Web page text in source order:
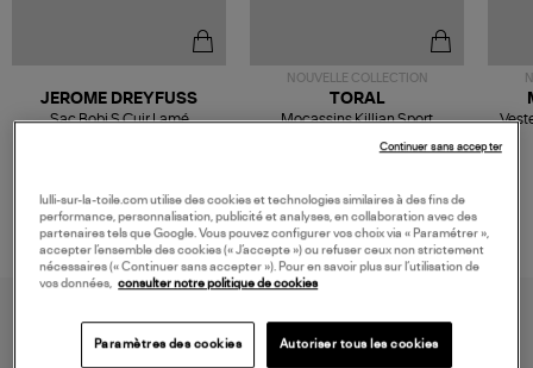
JEROME DREYFUSS
Sac Bobi S Cuir Lamé
NOUVELLE COLLECTION
189,00 €
TORAL
Mocassins Killian Sport
lulli-sur-la-toile.com utilise des cookies et technologies similaires à des fins de
performance, personnalisation, publicité et analyses, en collaboration avec des
partenaires tels que Google. Vous pouvez configurer vos choix via « Paramétrer »,
accepter l’ensemble des cookies (« J’accepte ») ou refuser ceux non strictement
nécessaires (« Continuer sans accepter »). Pour en savoir plus sur l’utilisation de
vos données,
consulter notre politique de cookies
Paramètres des cookies Autoriser tous les cookies
Continuer sans accepter